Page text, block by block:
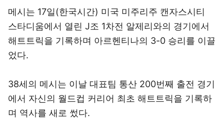
메시는 17일(한국시간) 미국 미주리주 캔자스시티
스타디움에서 열린 J조 1차전 알제리와의 경기에서
해트트릭을 기록하며 아르헨티나의 3-0 승리를 이끌
었다.
38세의 메시는 이날 대표팀 통산 200번째 출전 경기
에서 자신의 월드컵 커리어 최초 해트트릭을 기록하
며 역사를 새로 썼다.